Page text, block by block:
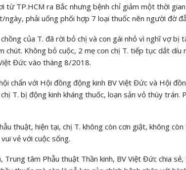
từ TP.HCM ra Bắc nhưng bệnh chỉ giảm một thời
ngày, phải uống phối hợp 7 loại thuốc nên người đờ
của T. đã rời bỏ chị và con gái nhỏ vì nghĩ vợ bị
chút. Không bỏ cuộc, 2 mẹ con chị T. tiếp tục dắt díu
Đức vào tháng 8/2018.
chẩn với Hội đồng động kinh BV Việt Đức và Hội
T. bị động kinh kháng thuốc, loạn sản vỏ thùy
thuật, hiện tại, chị T. không còn cơn giật, không
vẻ với cuộc sống.
Trung tâm Phẫu thuật Thần kinh, BV Việt Đức chia